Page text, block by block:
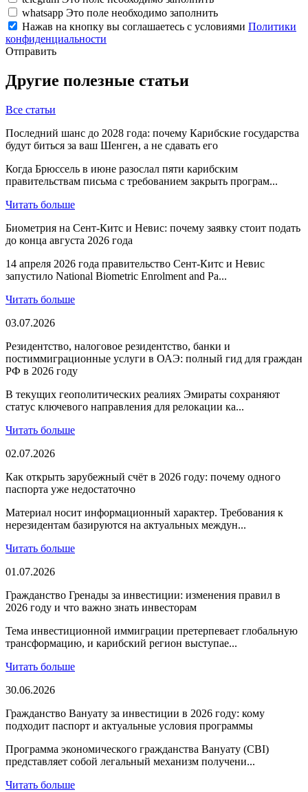
whatsapp Это поле необходимо заполнить
Нажав на кнопку вы соглашаетесь с условиями Политики
конфиденциальности
Отправить
Другие полезные статьи
Все статьи
Последний шанс до 2028 года: почему Карибские государства
будут биться за ваш Шенген, а не сдавать его
Когда Брюссель в июне разослал пяти карибским
правительствам письма с требованием закрыть програм...
Читать больше
Биометрия на Сент-Китс и Невис: почему заявку стоит подать
до конца августа 2026 года
14 апреля 2026 года правительство Сент-Китс и Невис
запустило National Biometric Enrolment and Pa...
Читать больше
03.07.2026
Резидентство, налоговое резидентство, банки и
постиммиграционные услуги в ОАЭ: полный гид для граждан
РФ в 2026 году
В текущих геополитических реалиях Эмираты сохраняют
статус ключевого направления для релокации ка...
Читать больше
02.07.2026
Как открыть зарубежный счёт в 2026 году: почему одного
паспорта уже недостаточно
Материал носит информационный характер. Требования к
нерезидентам базируются на актуальных междун...
Читать больше
01.07.2026
Гражданство Гренады за инвестиции: изменения правил в
2026 году и что важно знать инвесторам
Тема инвестиционной иммиграции претерпевает глобальную
трансформацию, и карибский регион выступае...
Читать больше
30.06.2026
Гражданство Вануату за инвестиции в 2026 году: кому
подходит паспорт и актуальные условия программы
Программа экономического гражданства Вануату (CBI)
представляет собой легальный механизм получени...
Читать больше